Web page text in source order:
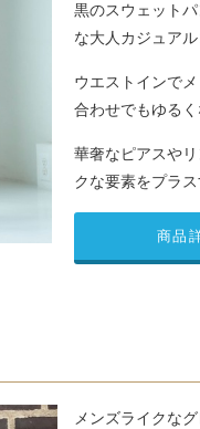
黒のスウェット
な大人カジュア
ウエストインで
合わせでもゆるく
華奢なピアスや
クな要素をプラ
商品
メンズライクな